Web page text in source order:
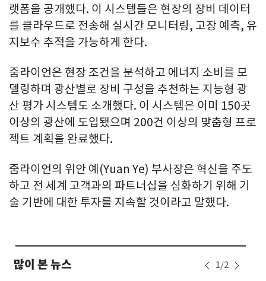
랫폼을 공개했다. 이 시스템들은 현장의 장비 데이터
를 클라우드로 전송해 실시간 모니터링, 고장 예측, 유
지보수 추적을 가능하게 한다.
줌라이언은 현장 조건을 분석하고 에너지 소비를 모
델링하며 광산별로 장비 구성을 추천하는 지능형 광
산 평가 시스템도 소개했다. 이 시스템은 이미 150곳
이상의 광산에 도입됐으며 200건 이상의 맞춤형 프로
젝트 계획을 완료했다.
줌라이언의 위안 예(Yuan Ye) 부사장은 혁신을 주도
하고 전 세계 고객과의 파트너십을 심화하기 위해 기
술 기반에 대한 투자를 지속할 것이라고 말했다.
많이 본 뉴스 1/2